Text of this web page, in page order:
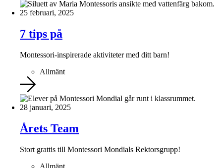
25 februari, 2025
7 tips på
Montessori-inspirerade aktiviteter med ditt barn!
Allmänt
28 januari, 2025
Årets Team
Stort grattis till Montessori Mondials Rektorsgrupp!
Allmänt